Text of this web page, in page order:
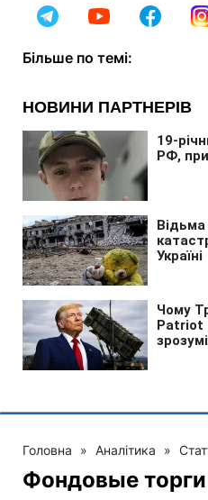
Більше по темі:
Головна » Аналітика »
Фондовые